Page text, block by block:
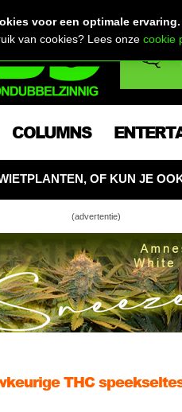
COLUMNS
JE OOK ZONDER?
(advertentie)
wordt nu door
7 systemen –
THC
voor een optimale ervaring.
van cookies? Lees onzecookie